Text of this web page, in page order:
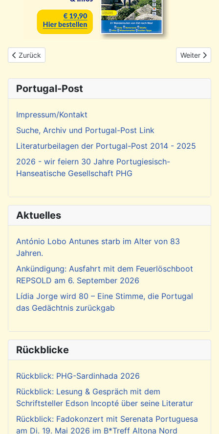
Vorheriger Beitrag: Mit dem Camper durch Portugal
Zurück Nächster
Weiter
Portugal-Post
Impressum/Kontakt
Suche, Archiv und Portugal-Post Link
Literaturbeilagen der Portugal-Post 2014 - 2025
2026 - wir feiern 30 Jahre Portugiesisch-
Hanseatische Gesellschaft PHG
Aktuelles
António Lobo Antunes starb im Alter von 83
Jahren.
Ankündigung: Ausfahrt mit dem Feuerlöschboot
REPSOLD am 6. September 2026
Lídia Jorge wird 80 – Eine Stimme, die Portugal
das Gedächtnis zurückgab
Rückblicke
Rückblick: PHG-Sardinhada 2026
Rückblick: Lesung & Gespräch mit dem
Schriftsteller Edson Incopté über seine Literatur
Rückblick: Fadokonzert mit Serenata Portuguesa
am Di. 19. Mai 2026 im B*Treff Altona Nord